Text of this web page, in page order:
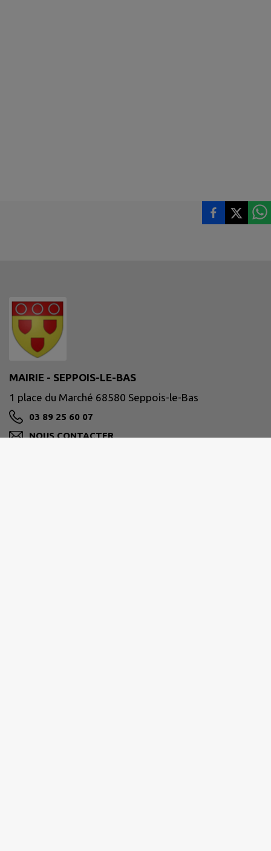
MAIRIE - SEPPOIS-LE-BAS
1 place du Marché 68580 Seppois-le-Bas
03 89 25 60 07
NOUS CONTACTER